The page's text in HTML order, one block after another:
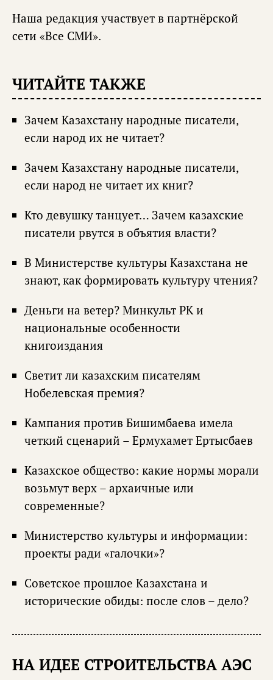
Наша редакция участвует в партнёрской
сети «Все СМИ».
ЧИТАЙТЕ ТАКЖЕ
Зачем Казахстану народные писатели,
если народ их не читает?
Зачем Казахстану народные писатели,
если народ не читает их книг?
Кто девушку танцует… Зачем казахские
писатели рвутся в объятия власти?
В Министерстве культуры Казахстана не
знают, как формировать культуру чтения?
Деньги на ветер? Минкульт РК и
национальные особенности
книгоиздания
Светит ли казахским писателям
Нобелевская премия?
Кампания против Бишимбаева имела
четкий сценарий – Ермухамет Ертысбаев
Казахское общество: какие нормы морали
возьмут верх – архаичные или
современные?
Министерство культуры и информации:
проекты ради «галочки»?
Советское прошлое Казахстана и
исторические обиды: после слов – дело?
НА ИДЕЕ СТРОИТЕЛЬСТВА АЭС